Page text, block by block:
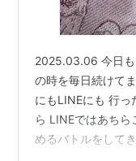
2025.03.06 今日も
の時を毎日続けて
にもLINEにも 行
ら LINEではあち
めるバトルをして